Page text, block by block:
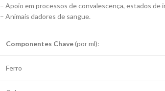
– Apoio em processos de convalescença, estados de
– Animais dadores de sangue.
Componentes Chave(por ml):
Ferro